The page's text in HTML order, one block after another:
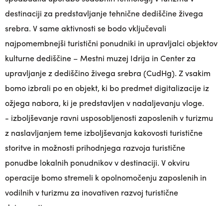
destinaciji za predstavljanje tehnične dediščine živega
srebra. V same aktivnosti se bodo vključevali
najpomembnejši turistični ponudniki in upravljalci objektov
kulturne dediščine – Mestni muzej Idrija in Center za
upravljanje z dediščino živega srebra (CudHg). Z vsakim
bomo izbrali po en objekt, ki bo predmet digitalizacije iz
ožjega nabora, ki je predstavljen v nadaljevanju vloge.
- izboljševanje ravni usposobljenosti zaposlenih v turizmu
z naslavljanjem teme izboljševanja kakovosti turistične
storitve in možnosti prihodnjega razvoja turistične
ponudbe lokalnih ponudnikov v destinaciji. V okviru
operacije bomo stremeli k opolnomočenju zaposlenih in
vodilnih v turizmu za inovativen razvoj turistične